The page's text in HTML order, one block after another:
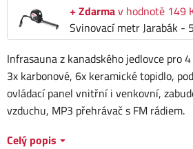
+ Zdarmav hodnotě 149
Svinovací metr Jarabák -
Infrasauna z kanadského jedlovce pro
3x karbonové, 6x keramické topidlo,
ovládací panel vnitřní i venkovní,
vzduchu, MP3 přehrávač s FM rádiem.
Celý popis